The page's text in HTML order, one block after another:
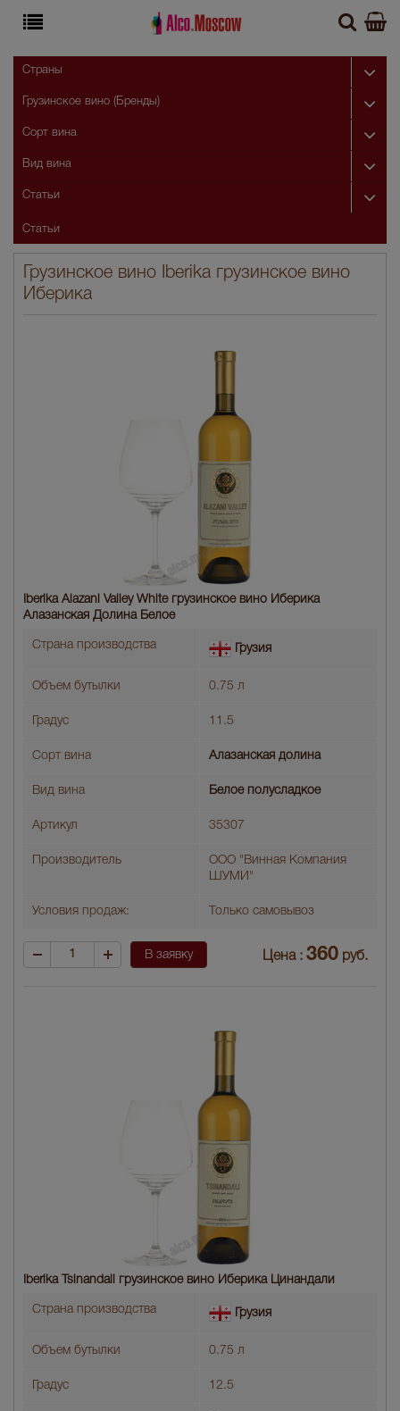
Грузинское вино Iberika грузинское вино
Иберика
Iberika Alazani Valley White грузинское вино Иберика
Алазанская Долина Белое
Страна производства Грузия
Объем бутылки 0.75 л
Градус 11.5
Сорт вина Алазанская долина
Вид вина Белое полусладкое
Артикул 35307
Производитель
ООО "Винная Компания
ШУМИ"
Условия продаж: Только самовывоз
В заявку Цена : 360 руб.
Iberika Tsinandali грузинское вино Иберика Цинандали
Страна производства Грузия
Объем бутылки 0.75 л
Градус 12.5
Страны
Грузинское вино (Бренды)
Сорт вина
Вид вина
Статьи
Статьи